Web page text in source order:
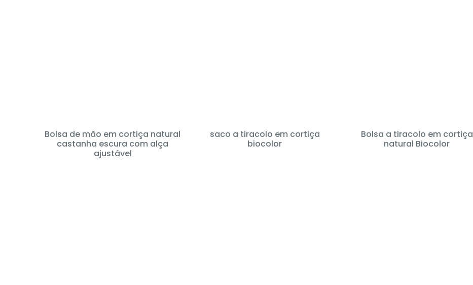
Bolsa de mão em cortiça natural
castanha escura com alça
ajustável
saco a tiracolo em cortiça
biocolor
Bolsa a tiracolo em cortiça
natural Biocolor